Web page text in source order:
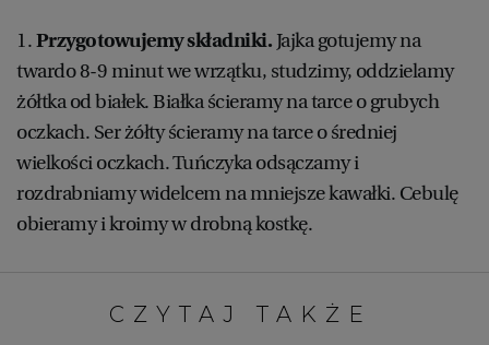
WARSZAWA
WROCŁAW
ZAKOPANE
1.Przygotowujemy składniki. Jajka gotujemy na
twardo 8-9 minut we wrzątku, studzimy, oddzielamy
żółtka od białek. Białka ścieramy na tarce o grubych
oczkach. Ser żółty ścieramy na tarce o średniej
wielkości oczkach. Tuńczyka odsączamy i
rozdrabniamy widelcem na mniejsze kawałki. Cebulę
obieramy i kroimy w drobną kostkę.
CZYTAJ TAKŻE: